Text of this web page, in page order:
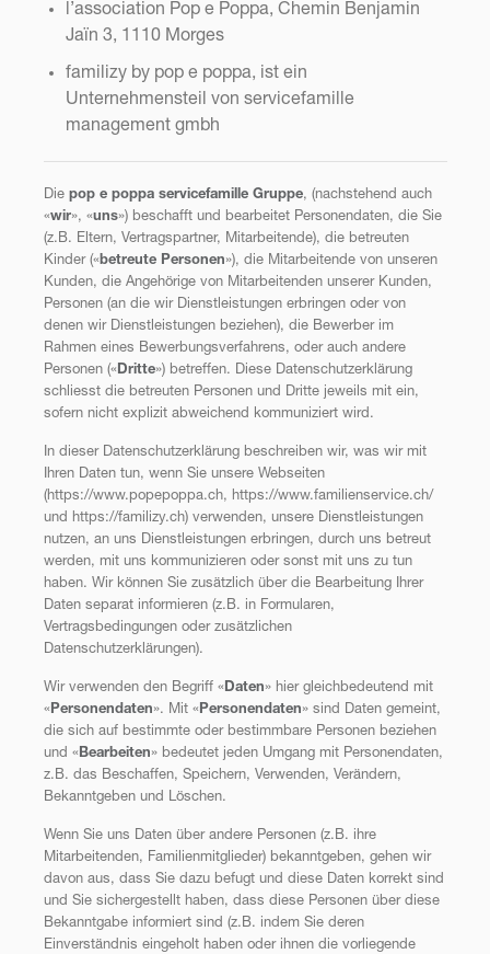
l’association Pop e Poppa, Chemin Benjamin
Jaïn 3, 1110 Morges
familizy by pop e poppa, ist ein
Unternehmensteil von servicefamille
management gmbh
Die pop e poppa servicefamille Gruppe, (nachstehend auch
«wir», «uns») beschafft und bearbeitet Personendaten, die Sie
(z.B. Eltern, Vertragspartner, Mitarbeitende), die betreuten
Kinder (« betreute Personen»), die Mitarbeitende von unseren
Kunden, die Angehörige von Mitarbeitenden unserer Kunden,
Personen (an die wir Dienstleistungen erbringen oder von
denen wir Dienstleistungen beziehen), die Bewerber im
Rahmen eines Bewerbungsverfahrens, oder auch andere
Personen (« Dritte») betreffen. Diese Datenschutzerklärung
schliesst die betreuten Personen und Dritte jeweils mit ein,
sofern nicht explizit abweichend kommuniziert wird.
In dieser Datenschutzerklärung beschreiben wir, was wir mit
Ihren Daten tun, wenn Sie unsere Webseiten
(https://www.popepoppa.ch, https://www.familienservice.ch/
und https://familizy.ch) verwenden, unsere Dienstleistungen
nutzen, an uns Dienstleistungen erbringen, durch uns betreut
werden, mit uns kommunizieren oder sonst mit uns zu tun
haben. Wir können Sie zusätzlich über die Bearbeitung Ihrer
Daten separat informieren (z.B. in Formularen,
Vertragsbedingungen oder zusätzlichen
Datenschutzerklärungen).
Wir verwenden den Begriff « Daten» hier gleichbedeutend mit
« Personendaten». Mit « Personendaten» sind Daten gemeint,
die sich auf bestimmte oder bestimmbare Personen beziehen
und « Bearbeiten» bedeutet jeden Umgang mit Personendaten,
z.B. das Beschaffen, Speichern, Verwenden, Verändern,
Bekanntgeben und Löschen.
Wenn Sie uns Daten über andere Personen (z.B. ihre
Mitarbeitenden, Familienmitglieder) bekanntgeben, gehen wir
davon aus, dass Sie dazu befugt und diese Daten korrekt sind
und Sie sichergestellt haben, dass diese Personen über diese
Bekanntgabe informiert sind (z.B. indem Sie deren
Einverständnis eingeholt haben oder ihnen die vorliegende